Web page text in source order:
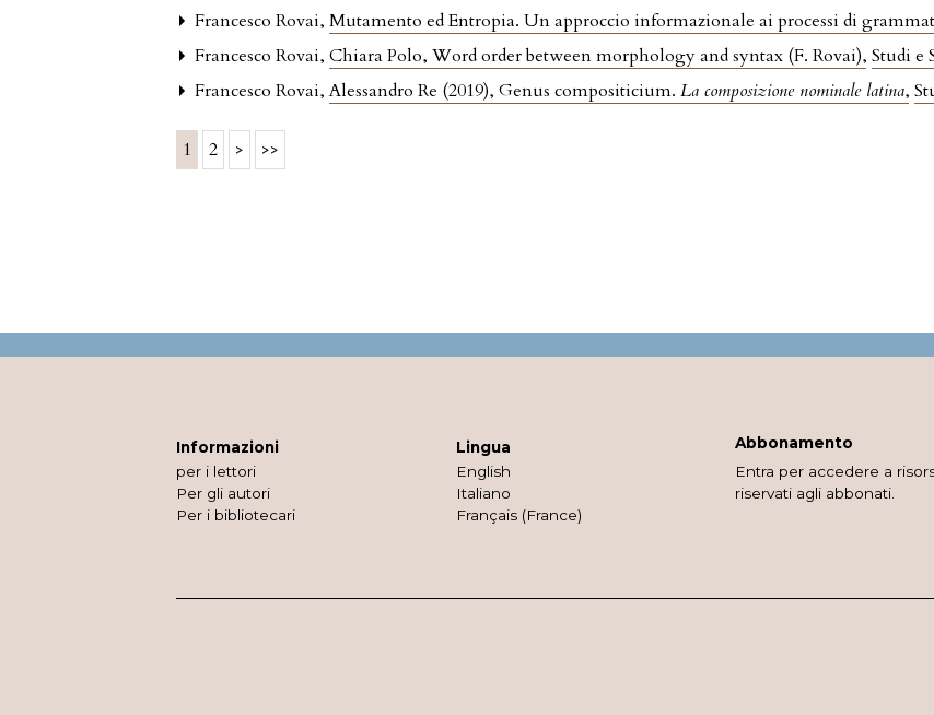
Francesco Rovai,Mutamento ed Entropia. Un approccio informazionale ai processi di
Francesco Rovai,Chiara Polo, Word order between morphology and syntax (F. Rovai),Studi e
Francesco Rovai,Alessandro Re (2019), Genus compositicium.La composizione nominale latina,
1 2 > >>
Informazioni
per i lettori
Per gli autori
Per i bibliotecari
Lingua
English
Italiano
Français (France)
Abbonamento
Entra per accedere a
riservati agli abbonati.